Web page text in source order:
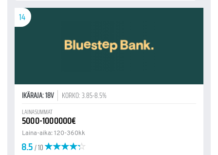
14
IKÄRAJA: 18V KORKO: 3.85-8.5%
LAINASUMMAT
5000-1000000€
Laina-aika: 120-360kk
8.5/ 10